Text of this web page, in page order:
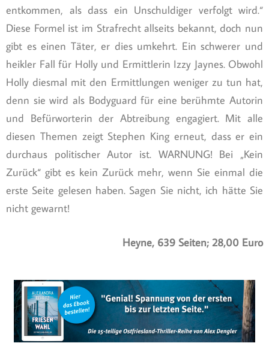
entkommen, als dass ein Unschuldiger verfolgt wird.“
Diese Formel ist im Strafrecht allseits bekannt, doch nun
gibt es einen Täter, er dies umkehrt. Ein schwerer und
heikler Fall für Holly und Ermittlerin Izzy Jaynes. Obwohl
Holly diesmal mit den Ermittlungen weniger zu tun hat,
denn sie wird als Bodyguard für eine berühmte Autorin
und Befürworterin der Abtreibung engagiert. Mit alle
diesen Themen zeigt Stephen King erneut, dass er ein
durchaus politischer Autor ist. WARNUNG! Bei „Kein
Zurück“ gibt es kein Zurück mehr, wenn Sie einmal die
erste Seite gelesen haben. Sagen Sie nicht, ich hätte Sie
nicht gewarnt!
Heyne, 639 Seiten; 28,00 Euro